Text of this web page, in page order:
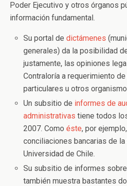
Poder Ejecutivo y otros órganos
información fundamental.
Su portal dedictámenes
generales) da la posibilidad
justamente, las opiniones
Contraloría a requerimiento
particulares u otros
Un subsitio de informes de
administrativas tiene todos
2007. Comoéste, por
conciliaciones bancarias de la
Universidad de Chile.
Su subsitio de informes
también muestra bastantes